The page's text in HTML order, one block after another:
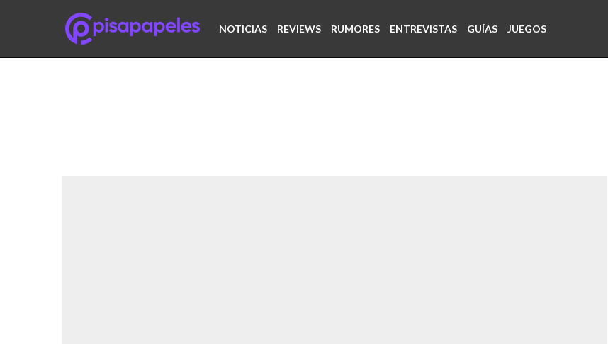
NOTICIAS REVIEWS RUMORES ENTREVISTAS GUÍAS JUEGOS